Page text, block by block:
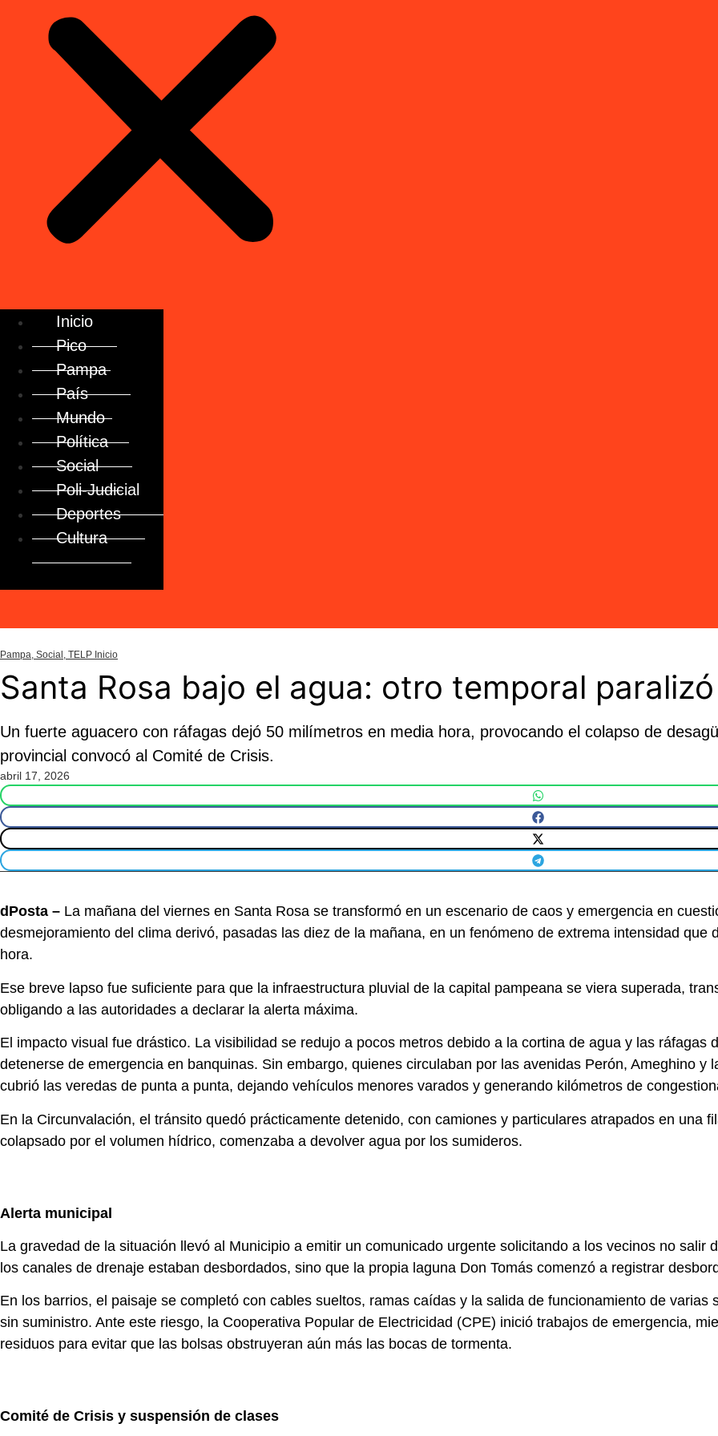
Inicio
Pico
Pampa
País
Mundo
Política
Social
Poli-Judicial
Deportes
Cultura
Pampa, Social , TELP Inicio
Santa Rosa bajo el agua: otro temporal
Un fuerte aguacero con ráfagas dejó 50 milímetros en media hora, provocando el colapso de
provincial convocó al Comité de Crisis.
abril 17, 2026
dPosta – La mañana del viernes en Santa Rosa se transformó en un escenario de caos y emergencia en
desmejoramiento del clima derivó, pasadas las diez de la mañana, en un fenómeno de extrema intensidad
hora.
Ese breve lapso fue suficiente para que la infraestructura pluvial de la capital pampeana se viera superada,
obligando a las autoridades a declarar la alerta máxima.
El impacto visual fue drástico. La visibilidad se redujo a pocos metros debido a la cortina de agua y las ráfagas
detenerse de emergencia en banquinas. Sin embargo, quienes circulaban por las avenidas Perón, Ameghino y
cubrió las veredas de punta a punta, dejando vehículos menores varados y generando kilómetros de
En la Circunvalación, el tránsito quedó prácticamente detenido, con camiones y particulares atrapados en una
colapsado por el volumen hídrico, comenzaba a devolver agua por los sumideros.
Alerta municipal
La gravedad de la situación llevó al Municipio a emitir un comunicado urgente solicitando a los vecinos no salir
los canales de drenaje estaban desbordados, sino que la propia laguna Don Tomás comenzó a registrar
En los barrios, el paisaje se completó con cables sueltos, ramas caídas y la salida de funcionamiento de
sin suministro. Ante este riesgo, la Cooperativa Popular de Electricidad (CPE) inició trabajos de emergencia,
residuos para evitar que las bolsas obstruyeran aún más las bocas de tormenta.
Comité de Crisis y suspensión de clases